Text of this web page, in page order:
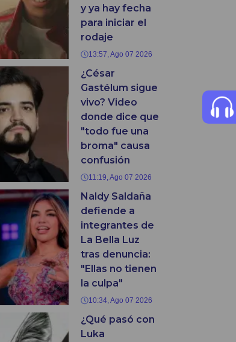
y ya hay fecha
para iniciar el
rodaje
13:57, Ago 07 2026
¿César
Gastélum sigue
vivo? Video
donde dice que
"todo fue una
broma" causa
confusión
11:19, Ago 07 2026
Naldy Saldaña
defiende a
integrantes de
La Bella Luz
tras denuncia:
"Ellas no tienen
la culpa"
10:34, Ago 07 2026
¿Qué pasó con
Luka